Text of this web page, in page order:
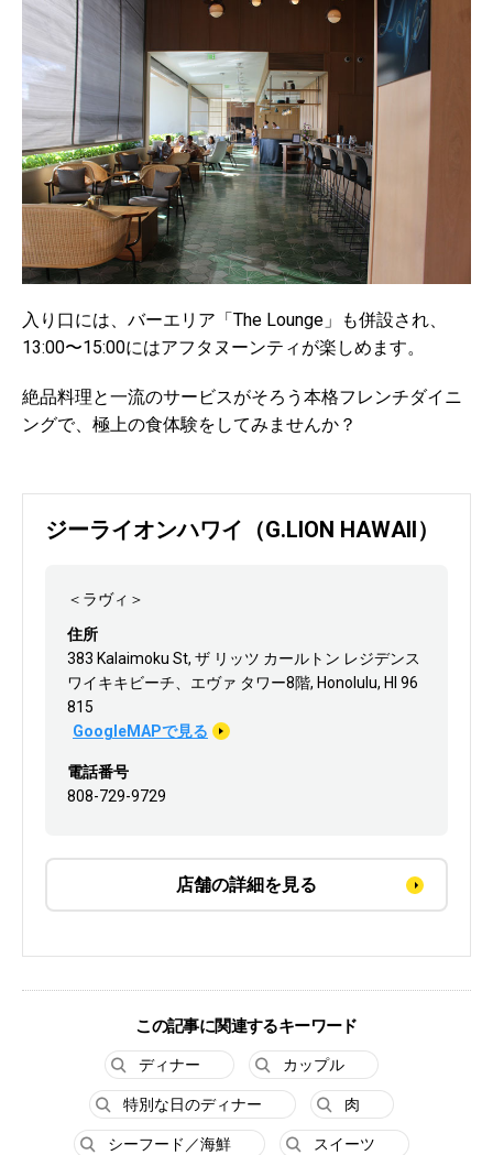
入り口には、バーエリア「The Lounge」も併設され、
13:00〜15:00にはアフタヌーンティが楽しめます。
絶品料理と一流のサービスがそろう本格フレンチダイニ
ングで、極上の食体験をしてみませんか？
ジーライオンハワイ（G.LION HAWAII）
＜ラヴィ＞
住所
383 Kalaimoku St, ザ リッツ カールトン レジデンス
ワイキキビーチ、エヴァ タワー8階, Honolulu, HI 96
815
GoogleMAPで見る
電話番号
808-729-9729
店舗の詳細を見る
この記事に関連するキーワード
ディナー カップル
特別な日のディナー 肉
シーフード／海鮮 スイーツ